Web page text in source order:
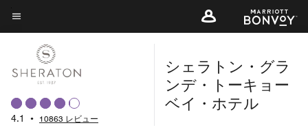
Skip
to
content
メニューのテキスト
4.1 • 10863 レビュー
シェラトン・グラ
ンデ・トーキョー
ベイ・ホテル